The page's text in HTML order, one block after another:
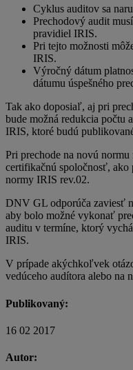
Cyklus auditov sa
Prechodový audit
pravidiel IRIS.
Pri tejto možnosti
IRIS.
Výročný dátum
dátumu úspešného
Tak ako doposiaľ, aj pri
bude možná redukcia počtu
IRIS, ktoré budú
Pri prechode na novú
certifikačnú spoločnosť,
normy IRIS rev.02.
DNV GL odporúča zaviesť
aby bolo možné vykonať
auditu v termíne, ktorý
IRIS.
V prípade akýchkoľvek
vedúceho audítora alebo na
Publikovaný:
16 02 2017
Autor: